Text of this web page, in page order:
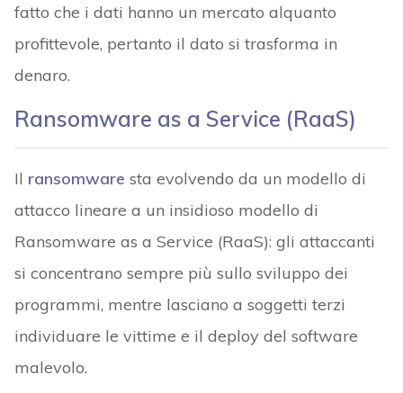
fatto che i dati hanno un mercato alquanto
profittevole, pertanto il dato si trasforma in
denaro.
Ransomware as a Service (RaaS)
Il ransomware sta evolvendo da un modello di
attacco lineare a un insidioso modello di
Ransomware as a Service (RaaS): gli attaccanti
si concentrano sempre più sullo sviluppo dei
programmi, mentre lasciano a soggetti terzi
individuare le vittime e il deploy del software
malevolo.